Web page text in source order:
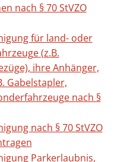
nach § 70 StVZO
für land- oder
(z.B.
ihre Anhänger,
Gabelstapler,
nach §
nach § 70 StVZO
Parkerlaubnis,